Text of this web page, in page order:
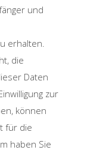
und
erhalten.
die
Daten
zur
können
für die
haben Sie